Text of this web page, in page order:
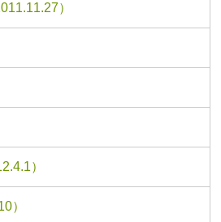
）
）
）